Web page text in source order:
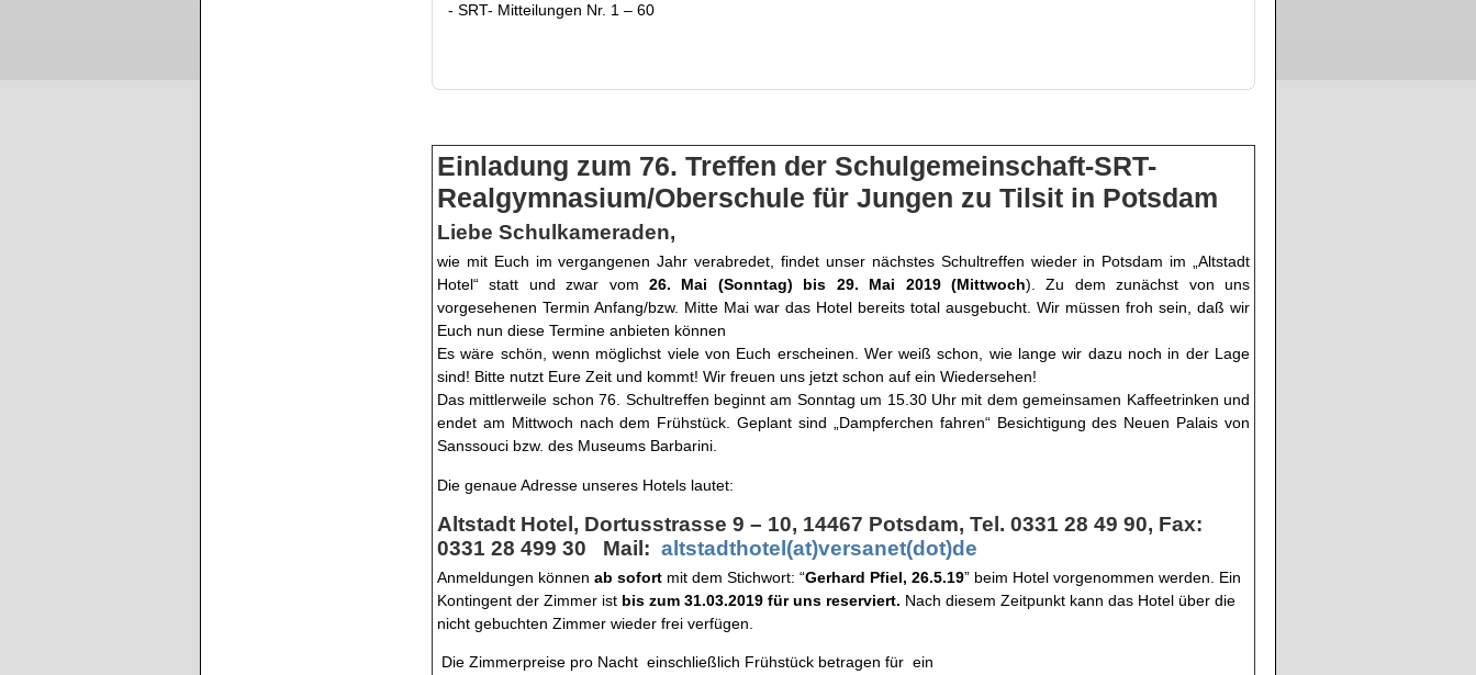
- SRT- Mitteilungen Nr. 1 – 60
Einladung zum 76. Treffen der Schulgemeinschaft-SRT-
Realgymnasium/Oberschule für Jungen zu Tilsit in Potsdam
Liebe Schulkameraden,
wie mit Euch im vergangenen Jahr verabredet, findet unser nächstes Schultreffen wieder in Potsdam im „Altstadt
Hotel“ statt und zwar vom26. Mai (Sonntag) bis 29. Mai 2019 (Mittwoch). Zu dem zunächst von uns
vorgesehenen Termin Anfang/bzw. Mitte Mai war das Hotel bereits total ausgebucht. Wir müssen froh sein, daß wir
Euch nun diese Termine anbieten können
Es wäre schön, wenn möglichst viele von Euch erscheinen. Wer weiß schon, wie lange wir dazu noch in der Lage
sind! Bitte nutzt Eure Zeit und kommt! Wir freuen uns jetzt schon auf ein Wiedersehen!
Das mittlerweile schon 76. Schultreffen beginnt am Sonntag um 15.30 Uhr mit dem gemeinsamen Kaffeetrinken und
endet am Mittwoch nach dem Frühstück. Geplant sind „Dampferchen fahren“ Besichtigung des Neuen Palais von
Sanssouci bzw. des Museums Barbarini.
Die genaue Adresse unseres Hotels lautet:
Altstadt Hotel, Dortusstrasse 9 – 10, 14467 Potsdam, Tel. 0331 28 49 90, Fax:
0331 28 499 30 Mail: altstadthotel(at)versanet(dot)de
Anmeldungen können ab sofort mit dem Stichwort: “Gerhard Pfiel, 26.5.19” beim Hotel vorgenommen werden. Ein
Kontingent der Zimmer ist bis zum 31.03.2019 für uns reserviert. Nach diesem Zeitpunkt kann das Hotel über die
nicht gebuchten Zimmer wieder frei verfügen.
Die Zimmerpreise pro Nacht einschließlich Frühstück betragen für ein